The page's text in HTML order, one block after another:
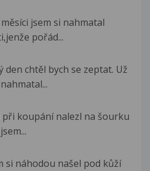
jsem si nahmatal
pořád...
chtěl bych se zeptat. Už
při koupání nalezl na šourku
si náhodou našel pod kůží